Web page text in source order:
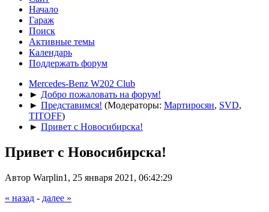
Начало
Гараж
Поиск
Активные темы
Календарь
Поддержать форум
Mercedes-Benz W202 Club
► Добро пожаловать на форум!
► Представимся! (Модераторы: Мартиросян, SVD,
TITOFF)
► Привет с Новосибирска!
Привет с Новосибирска!
Автор Warplin1, 25 января 2021, 06:42:29
« назад - далее »